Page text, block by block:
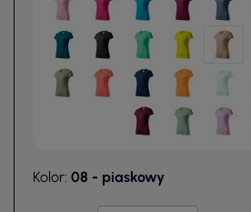
Kolor: 08 - piaskowy